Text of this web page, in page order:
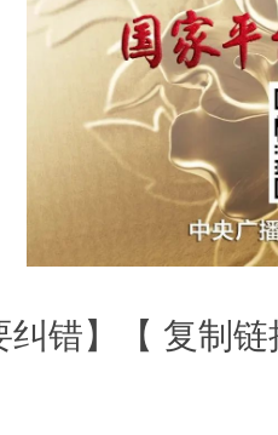
纠错】【 复制链